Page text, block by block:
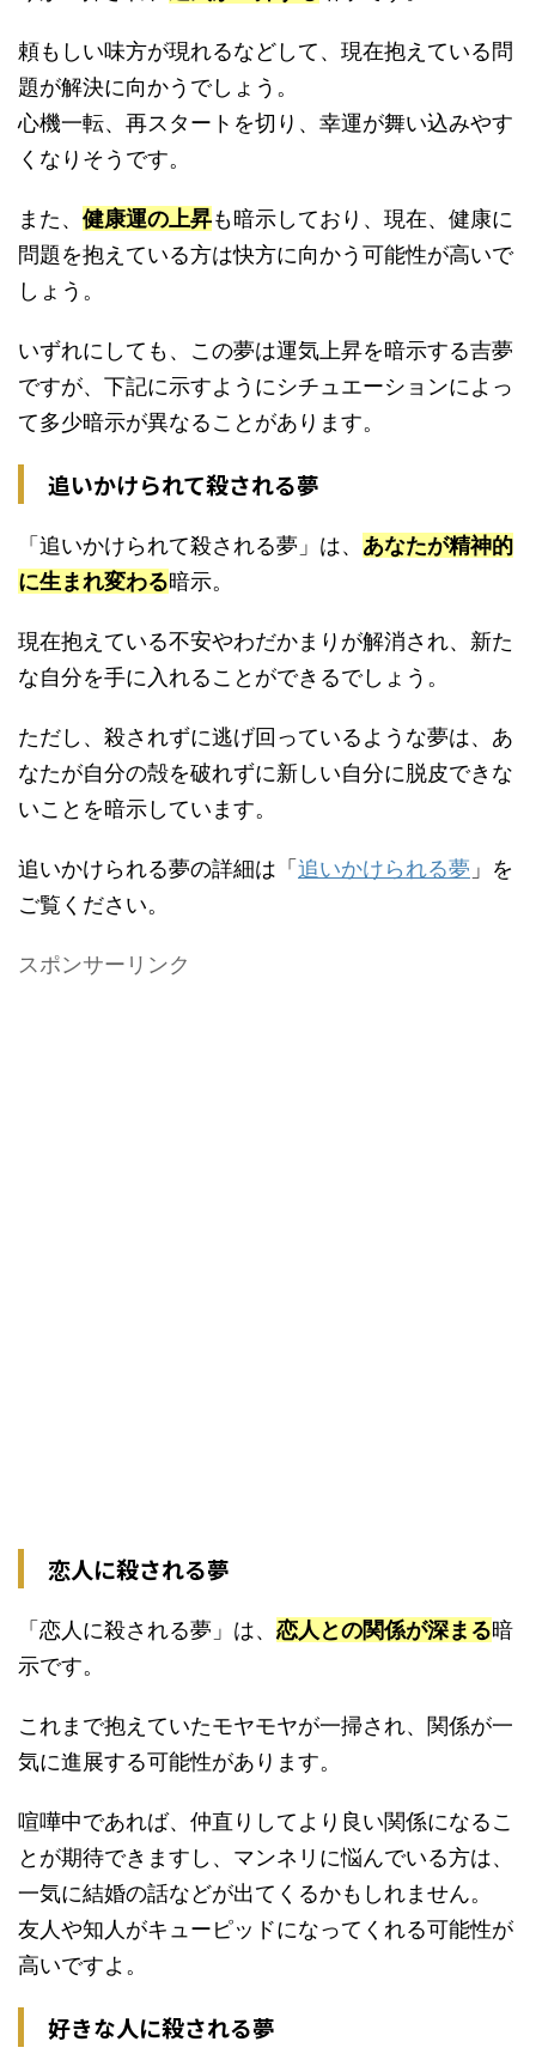
頼もしい味方が現れるなどして、現在抱えている問
題が解決に向かうでしょう。
心機一転、再スタートを切り、幸運が舞い込みやす
くなりそうです。
また、 健康運の上昇も暗示しており、現在、健康に
問題を抱えている方は快方に向かう可能性が高いで
しょう。
いずれにしても、この夢は運気上昇を暗示する吉夢
ですが、下記に示すようにシチュエーションによっ
て多少暗示が異なることがあります。
追いかけられて殺される夢
「追いかけられて殺される夢」は、 あなたが精神的
に生まれ変わる暗示。
現在抱えている不安やわだかまりが解消され、新た
な自分を手に入れることができるでしょう。
ただし、殺されずに逃げ回っているような夢は、あ
なたが自分の殻を破れずに新しい自分に脱皮できな
いことを暗示しています。
追いかけられる夢の詳細は「追いかけられる夢 」を
ご覧ください。
スポンサーリンク
恋人に殺される夢
「恋人に殺される夢」は、 恋人との関係が深まる暗
示です。
これまで抱えていたモヤモヤが一掃され、関係が一
気に進展する可能性があります。
喧嘩中であれば、仲直りしてより良い関係になるこ
とが期待できますし、マンネリに悩んでいる方は、
一気に結婚の話などが出てくるかもしれません。
友人や知人がキューピッドになってくれる可能性が
高いですよ。
好きな人に殺される夢